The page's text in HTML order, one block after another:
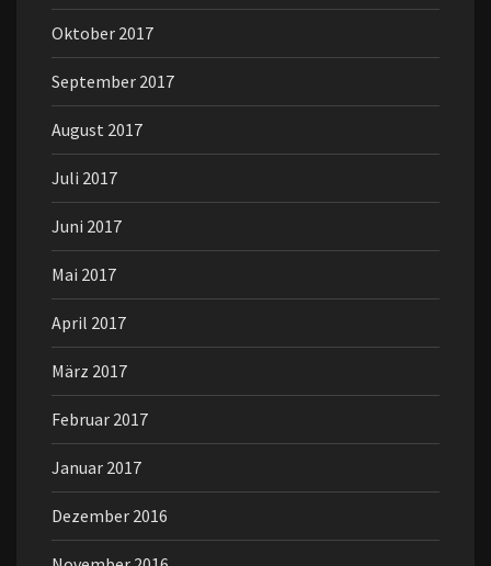
Oktober 2017
September 2017
August 2017
Juli 2017
Juni 2017
Mai 2017
April 2017
März 2017
Februar 2017
Januar 2017
Dezember 2016